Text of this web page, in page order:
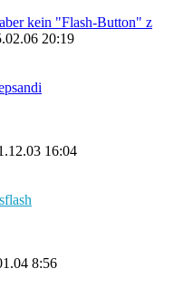
kein "Flash-Button" z
20:19
16:04
8:56